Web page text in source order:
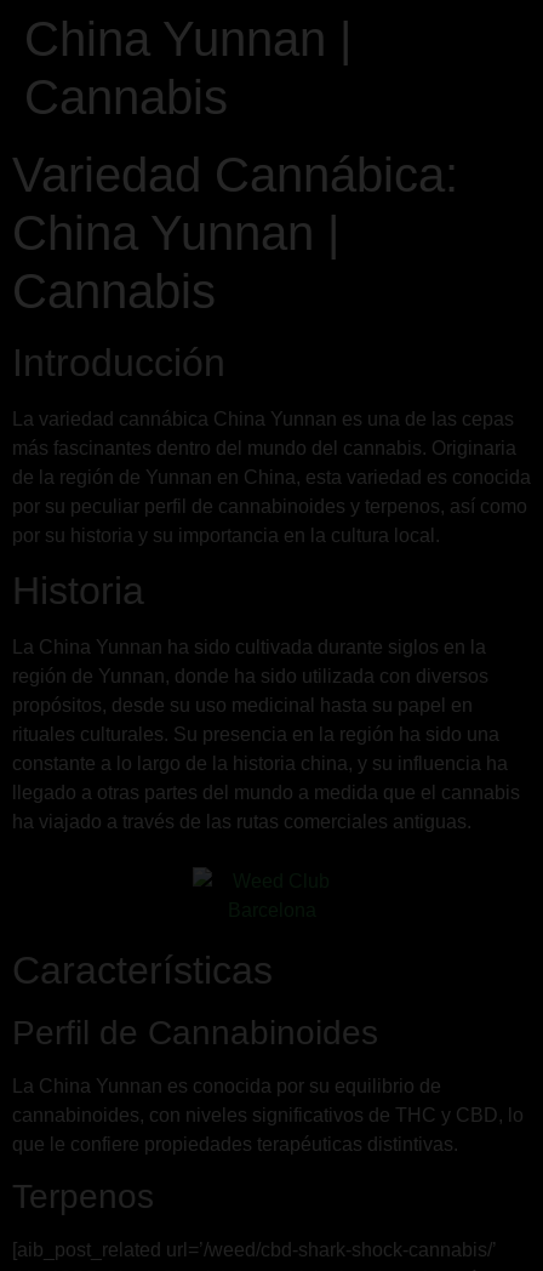
China Yunnan |
Cannabis
Variedad Cannábica:
China Yunnan |
Cannabis
Introducción
La variedad cannábica China Yunnan es una de las cepas
más fascinantes dentro del mundo del cannabis. Originaria
de la región de Yunnan en China, esta variedad es conocida
por su peculiar perfil de cannabinoides y terpenos, así como
por su historia y su importancia en la cultura local.
Historia
La China Yunnan ha sido cultivada durante siglos en la
región de Yunnan, donde ha sido utilizada con diversos
propósitos, desde su uso medicinal hasta su papel en
rituales culturales. Su presencia en la región ha sido una
constante a lo largo de la historia china, y su influencia ha
llegado a otras partes del mundo a medida que el cannabis
ha viajado a través de las rutas comerciales antiguas.
Características
Perfil de Cannabinoides
La China Yunnan es conocida por su equilibrio de
cannabinoides, con niveles significativos de THC y CBD, lo
que le confiere propiedades terapéuticas distintivas.
Terpenos
[aib_post_related url=’/weed/cbd-shark-shock-cannabis/’